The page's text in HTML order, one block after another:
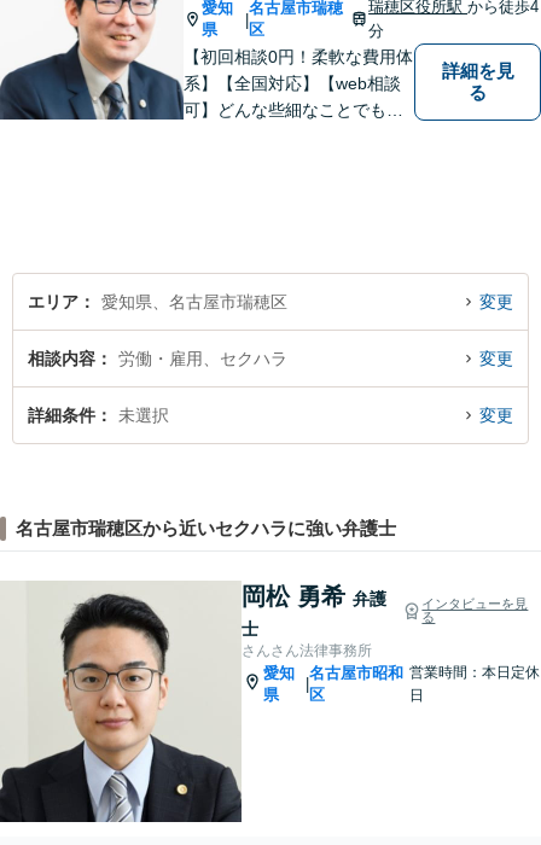
愛知
県
|
名古屋市瑞穂
区
瑞穂区役所駅から徒歩4
分
【初回相談0円！柔軟な費用体
系】【全国対応】【web相談
可】どんな些細なことでもお
詳細を見
る
エリア 愛知県、名古屋市瑞穂区 変更
相談内容 労働・雇用、セクハラ 変更
詳細条件 未選択 変更
名古屋市瑞穂区から近いセクハラに強い弁護士
岡松 勇希 弁護
士
インタビューを見
る
さんさん法律事務所
愛知
県
|
名古屋市昭和
区
営業時間：本日定休
日